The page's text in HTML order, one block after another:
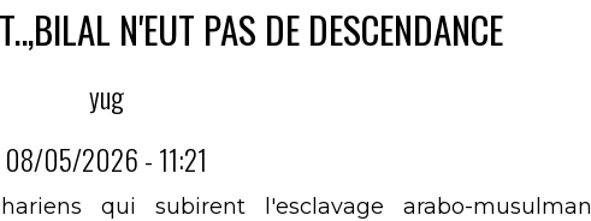
N'EUT PAS DE DESCENDANCE
yug
08/05/2026 - 11:21
qui subirent l'esclavage arabo-musulman